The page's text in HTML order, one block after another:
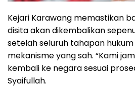
Kejari Karawang memastikan
disita akan dikembalikan
setelah seluruh tahapan
mekanisme yang sah. “Kami
kembali ke negara sesuai
Syaifullah.